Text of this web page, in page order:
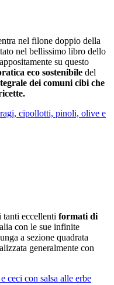
nel filone doppio della
nel bellissimo libro dello
su questo
eco sostenibile del
dei comuni cibi che
cipollotti, pinoli, olive e
tanti eccellenti formati di
con le sue infinite
a sezione quadrata
generalmente con
ceci con salsa alle erbe